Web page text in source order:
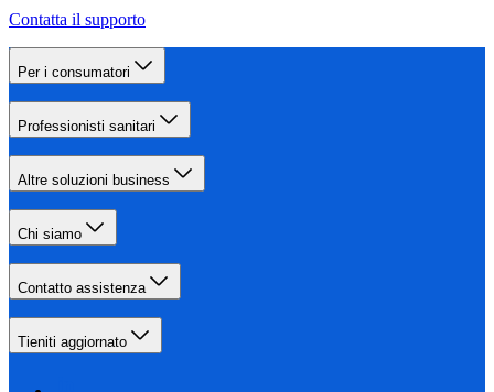
Contatta il supporto
Per i consumatori
Professionisti sanitari
Altre soluzioni business
Chi siamo
Contatto assistenza
Tieniti aggiornato